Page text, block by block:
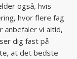
også, hvis
hvor flere fag
anbefaler vi altid,
dig fast på
at det bedste